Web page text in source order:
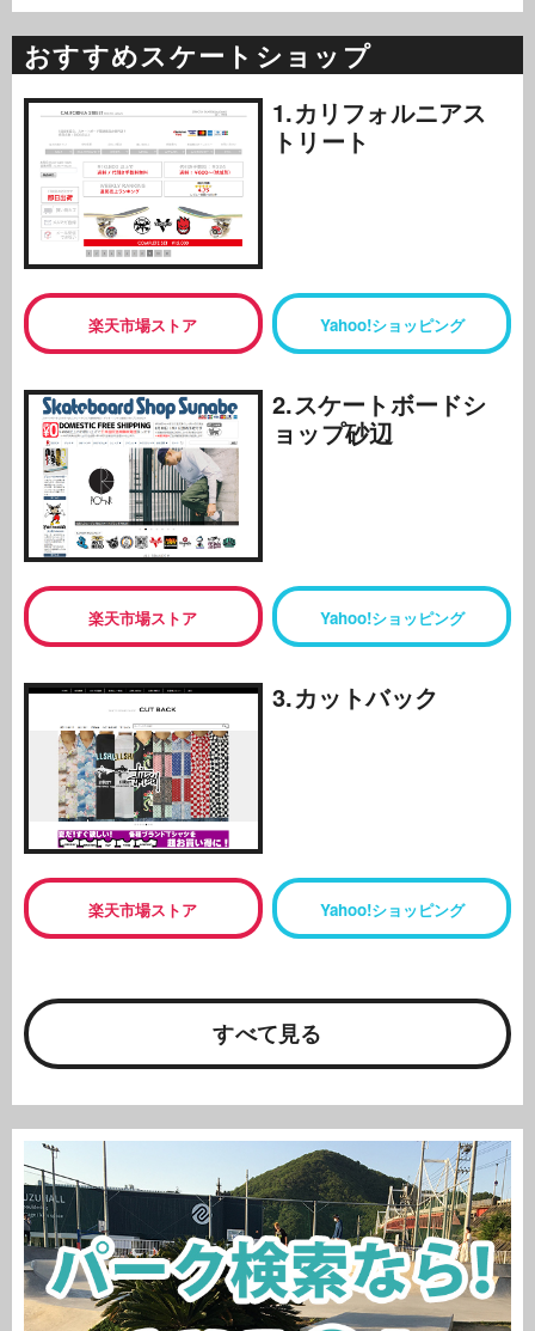
おすすめスケートショップ
1.カリフォルニアス
トリート
楽天市場ストア Yahoo!ショッピング
2.スケートボードシ
ョップ砂辺
楽天市場ストア Yahoo!ショッピング
3.カットバック
楽天市場ストア Yahoo!ショッピング
すべて見る